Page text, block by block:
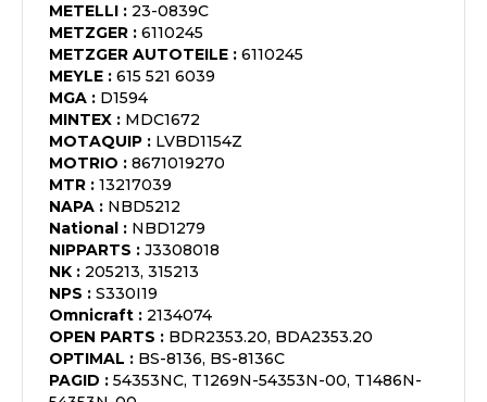
METELLI : 23-0839C
METZGER : 6110245
METZGER AUTOTEILE : 6110245
MEYLE : 615 521 6039
MGA : D1594
MINTEX : MDC1672
MOTAQUIP : LVBD1154Z
MOTRIO : 8671019270
MTR : 13217039
NAPA : NBD5212
National : NBD1279
NIPPARTS : J3308018
NK : 205213, 315213
NPS : S330I19
Omnicraft : 2134074
OPEN PARTS : BDR2353.20, BDA2353.20
OPTIMAL : BS-8136, BS-8136C
PAGID : 54353NC, T1269N-54353N-00, T1486N-